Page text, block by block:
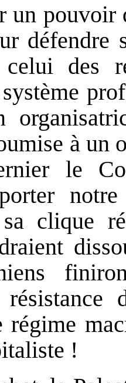
un pouvoir
défendre
des
à un
le
clique
régime
!